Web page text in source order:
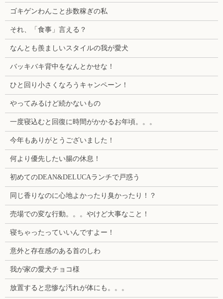
ゴキゲンわんこと歩数稼ぎの私
それ、「食事」言える？
なんとも羨ましいスタイルの我が愛犬
バッキバキ背中をなんとかせな！
ひと回り小さくなろうキャンペーン！
やってみるけど続かないもの
一度寝込むと回復に時間がかかるお年頃。。。
今年もありがとうございました！
何より優先したい腸の休息！
初めてのDEAN&DELUCAランチで戸惑う
同じ香りなのに心地よかったり臭かったり！？
売場での変な行動。。。やけど大事なこと！
寝ちゃったっていいんですよー！
意外と存在感のある首のしわ
我が家の愛犬チョコ様
放置すると悲惨な汚れが体にも。。。